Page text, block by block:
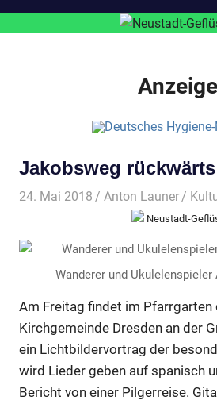
Anzeige
Jakobsweg rückwärts
24. Mai 2018 Anton Launer
Neustadt-
Wanderer und
Am Freitag findet im Pfarrgarten
Kirchgemeinde Dresden an der
ein Lichtbildervortrag der
wird Lieder geben auf spanisch
Bericht von einer Pilgerreise.